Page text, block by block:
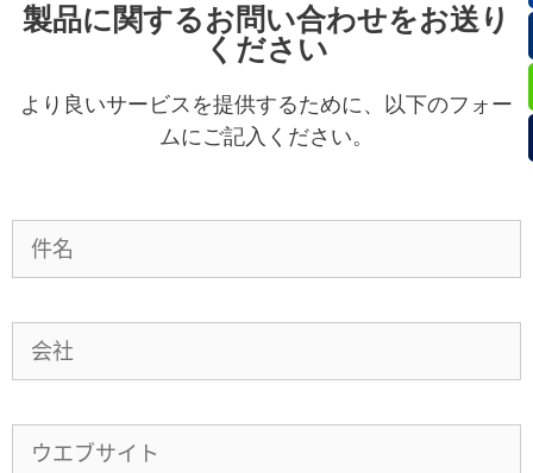
製品に関するお問い合わせをお送り
ください
より良いサービスを提供するために、以下のフォー
ムにご記入ください。